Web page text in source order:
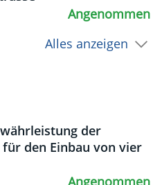
Angenommen
Alles anzeigen
der
den Einbau von vier
Angenommen